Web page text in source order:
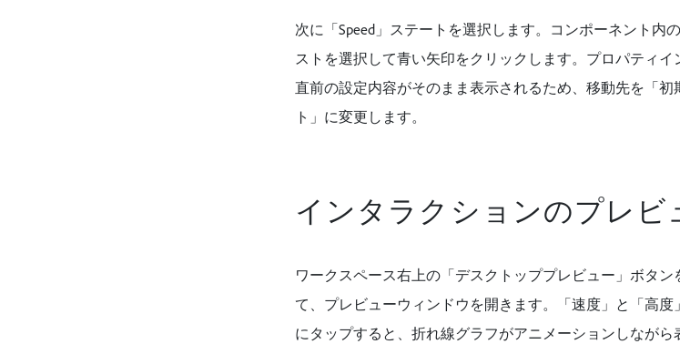
次に「Speed」ステートを選択します。コンポーネント内
ストを選択して青い矢印をクリックします。プロパティイ
直前の設定内容がそのまま表示されるため、移動先を「初
ト」に変更します。
インタラクションのプレビ
ワークスペース右上の「デスクトッププレビュー」ボタン
て、プレビューウィンドウを開きます。「速度」と「高度
にタップすると、折れ線グラフがアニメーションしながら